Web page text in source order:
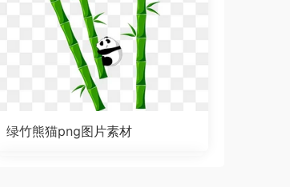
绿竹熊猫png图片素材